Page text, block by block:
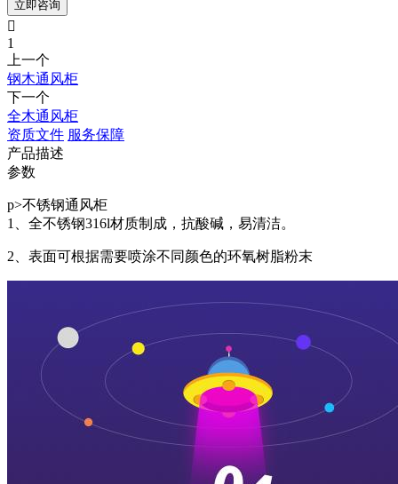
立即咨询

1
上一个
钢木通风柜
下一个
全木通风柜
资质文件 服务保障
产品描述
参数
p>不锈钢通风柜
1、全不锈钢316l材质制成，抗酸碱，易清洁。
2、表面可根据需要喷涂不同颜色的环氧树脂粉末